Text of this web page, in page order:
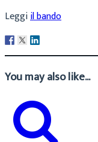
Leggiil bando
You may also like...